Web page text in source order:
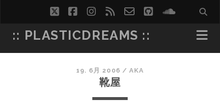
twitterfacebookinstagram
rss email-
form
github
:: PLASTICDREAMS ::
19. 6月 2006 / AKA
靴屋